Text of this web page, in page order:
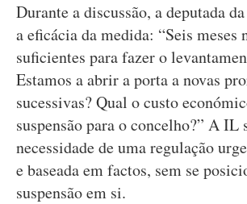
Durante a discussão, a deputada
a eficácia da medida: “Seis meses
suficientes para fazer o
Estamos a abrir a porta a novas
sucessivas? Qual o custo
suspensão para o concelho?” A IL
necessidade de uma regulação
e baseada em factos, sem se
suspensão em si.